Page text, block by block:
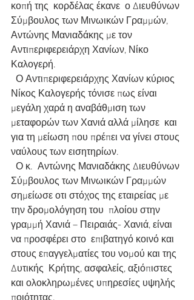
κοπή της  κορδέλας έκανε  ο Διευθύνων
Σύμβουλος των Μινωικών Γραμμών,
Αντώνης Μανιαδάκης με τον
Αντιπεριφερειάρχη Χανίων, Νίκο
Καλογερή.
Νίκος Καλογερής τόνισε πως είναι
μεγάλη χαρά η αναβάθμιση των
μεταφορών των Χανιά αλλά μίλησε  και
για τη μείωση που πρέπει να γίνει στους
ναύλους των εισητηρίων.
Σύμβουλος των Μινωικών Γραμμών
σημείωσε οτι στόχος της εταιρείας με
την δρομολόγηση του  πλοίου στην
γραμμή Χανιά – Πειραιάς- Χανιά, είναι
να προσφέρει στο  επιβατηγό κοινό και
στους επαγγελματίες του νομού και της
Δυτικής  Κρήτης, ασφαλείς, αξιόπιστες
και ολοκληρωμένες υπηρεσίες υψηλής